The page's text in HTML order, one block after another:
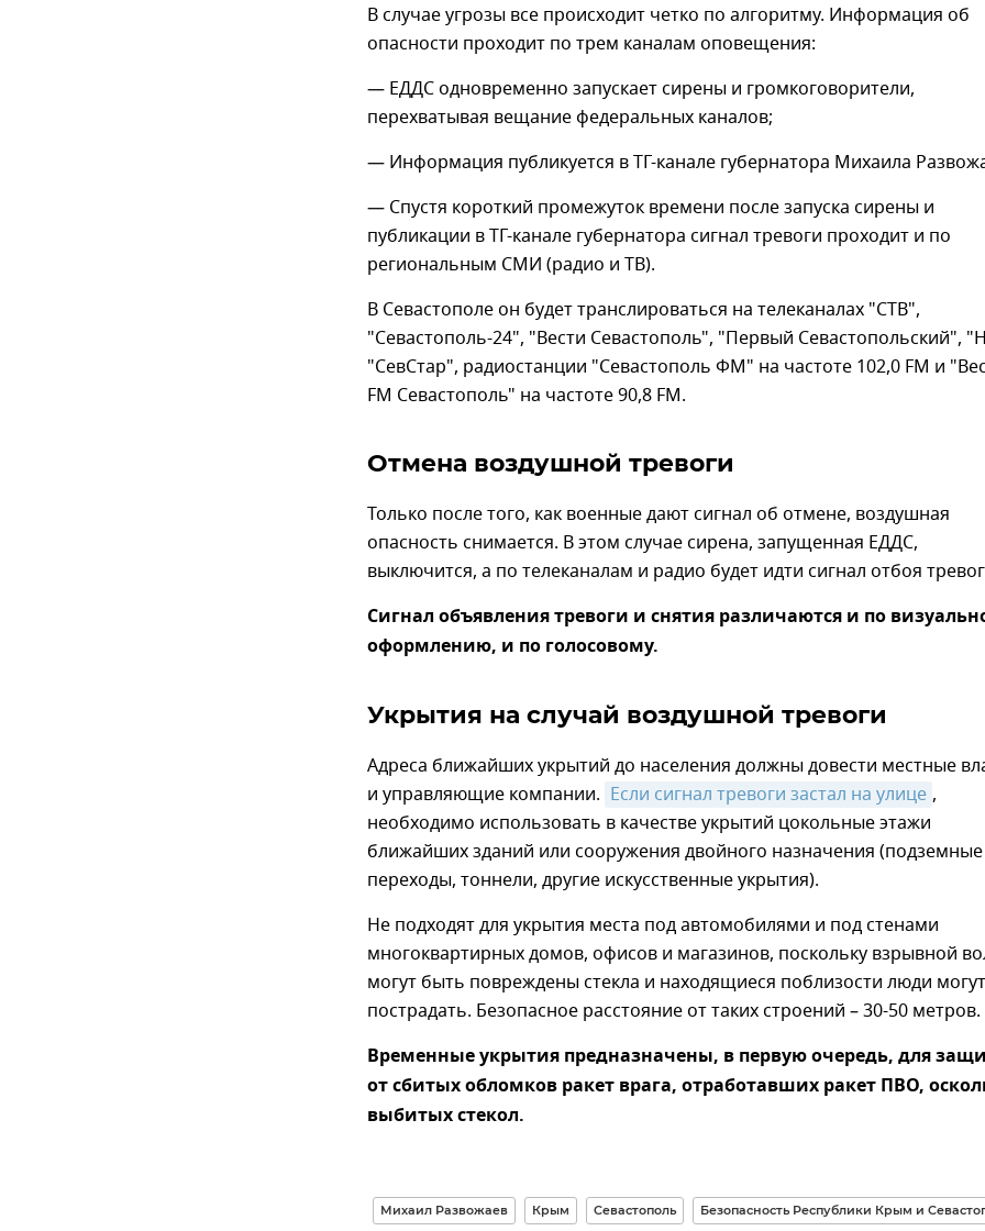
В случае угрозы все происходит четко по алгоритму. Информация об
опасности проходит по трем каналам оповещения:
— ЕДДС одновременно запускает сирены и громкоговорители,
перехватывая вещание федеральных каналов;
— Информация публикуется в ТГ-канале губернатора Михаила
— Спустя короткий промежуток времени после запуска сирены и
публикации в ТГ-канале губернатора сигнал тревоги проходит и по
региональным СМИ (радио и ТВ).
В Севастополе он будет транслироваться на телеканалах "СТВ",
"Севастополь-24", "Вести Севастополь", "Первый Севастопольский",
"СевСтар", радиостанции "Севастополь ФМ" на частоте 102,0 FM и
FM Севастополь" на частоте 90,8 FM.
Отмена воздушной тревоги
Только после того, как военные дают сигнал об отмене, воздушная
опасность снимается. В этом случае сирена, запущенная ЕДДС,
выключится, а по телеканалам и радио будет идти сигнал отбоя
Сигнал объявления тревоги и снятия различаются и по
оформлению, и по голосовому.
Укрытия на случай воздушной тревоги
Адреса ближайших укрытий до населения должны довести местные
и управляющие компании. Если сигнал тревоги застал на улице ,
необходимо использовать в качестве укрытий цокольные этажи
ближайших зданий или сооружения двойного назначения (подземные
переходы, тоннели, другие искусственные укрытия).
Не подходят для укрытия места под автомобилями и под стенами
многоквартирных домов, офисов и магазинов, поскольку взрывной
могут быть повреждены стекла и находящиеся поблизости люди могут
пострадать. Безопасное расстояние от таких строений – 30-50 метров.
Временные укрытия предназначены, в первую очередь, для
от сбитых обломков ракет врага, отработавших ракет ПВО,
выбитых стекол.
Михаил Развожаев Крым Севастополь Безопасность Республики Крым и